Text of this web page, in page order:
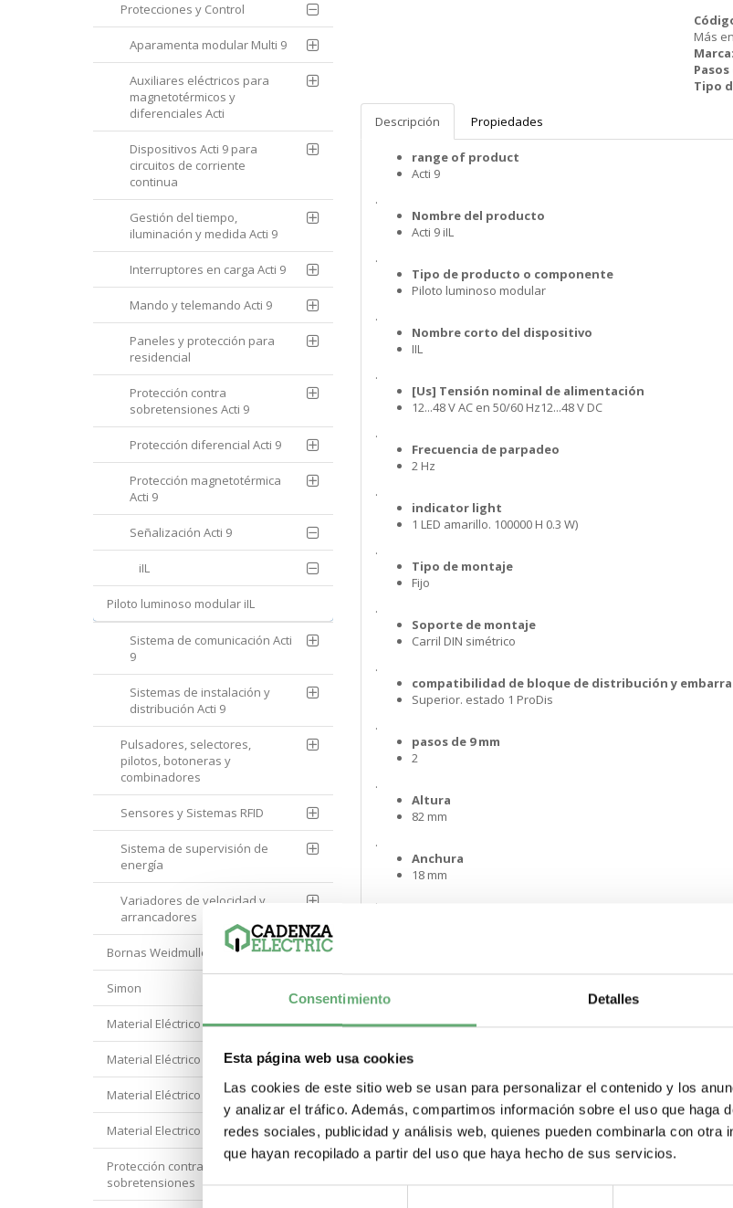
Consentimiento Detalles
Esta página web usa cookies
Las cookies de este sitio web se usan para personalizar el contenido y los
y analizar el tráfico. Además, compartimos información sobre el uso que haga
redes sociales, publicidad y análisis web, quienes pueden combinarla con otra
que hayan recopilado a partir del uso que haya hecho de sus servicios.
Más
Marca:
Tipo
Descripción Propiedades
range of product
Acti 9
.
Nombre del producto
Acti 9 iIL
.
Tipo de producto o componente
Piloto luminoso modular
.
Nombre corto del dispositivo
IIL
.
[Us] Tensión nominal de alimentación
12...48 V AC en 50/60 Hz12...48 V DC
.
Frecuencia de parpadeo
2 Hz
.
indicator light
1 LED amarillo. 100000 H 0.3 W)
.
Tipo de montaje
Fijo
.
Soporte de montaje
Carril DIN simétrico
.
compatibilidad de bloque de distribución y
Superior. estado 1 ProDis
.
pasos de 9 mm
2
.
Altura
82 mm
.
Anchura
18 mm
.
Color
Terminal tipo borne 1 cable(s) rígido 0.5 mm²Terminal
0.5 mm²Terminal tipo borne 2 cable(s) Flexible 2.5
.
longitud de cable pelado para conectar bornas
9 mm
.
par de apriete
1 N.m
Protecciones y Control
Aparamenta modular Multi 9
Auxiliares eléctricos para
magnetotérmicos y
diferenciales Acti
Dispositivos Acti 9 para
circuitos de corriente
continua
Gestión del tiempo,
iluminación y medida Acti 9
Interruptores en carga Acti 9
Mando y telemando Acti 9
Paneles y protección para
residencial
Protección contra
sobretensiones Acti 9
Protección diferencial Acti 9
Protección magnetotérmica
Acti 9
Señalización Acti 9
iIL
Piloto luminoso modular iIL
Sistema de comunicación Acti
9
Sistemas de instalación y
distribución Acti 9
Pulsadores, selectores,
pilotos, botoneras y
combinadores
Sensores y Sistemas RFID
Sistema de supervisión de
energía
Variadores de velocidad y
arrancadores
Bornas Weidmuller
Simon
Material Eléctrico Eaton
Material Eléctrico Hager
Material Eléctrico Hyundai
Material Electrico Legrand
Protección contra
sobretensiones